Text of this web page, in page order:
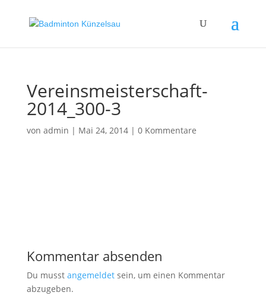
Vereinsmeisterschaft-
2014_300-3
von admin | Mai 24, 2014| 0 Kommentare
Kommentar absenden
Du musst angemeldetsein, um einen Kommentar
abzugeben.